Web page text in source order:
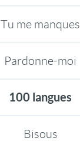
Tu me manques
Pardonne-moi
100 langues
Bisous